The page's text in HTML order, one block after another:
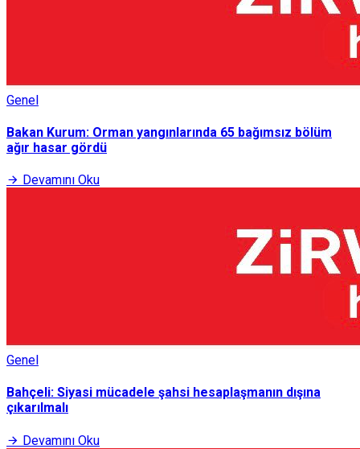
Genel
Bakan Kurum: Orman yangınlarında 65 bağımsız bölüm
ağır hasar gördü
Devamını Oku
Genel
Bahçeli: Siyasi mücadele şahsi hesaplaşmanın dışına
çıkarılmalı
Devamını Oku